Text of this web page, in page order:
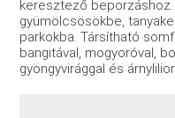
keresztező
gyümölcsösökbe,
parkokba. Társítható
bangitával, mogyoróval,
gyöngyvirággal és